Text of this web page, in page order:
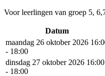
Voor leerlingen van groep 5,
Datum
maandag 26 oktober 2026
- 18:00
dinsdag 27 oktober 2026 16:00
- 18:00